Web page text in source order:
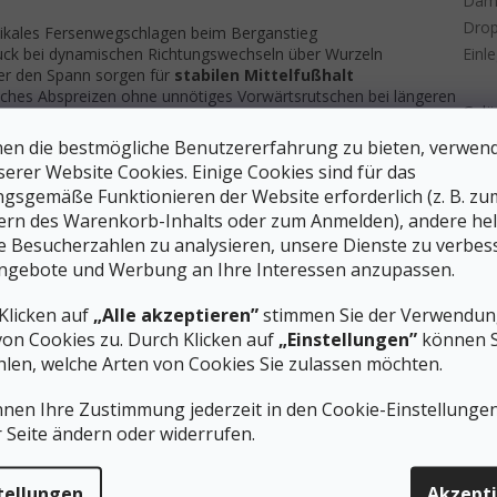
die bestmögliche Benutzererfahrung zu bieten,
Website Cookies. Einige Cookies sind für das
Funktionieren der Website erforderlich (z. B.
des Warenkorb-Inhalts oder zum Anmelden), andere
Besucherzahlen zu analysieren, unsere Dienste zu
und Werbung an Ihre Interessen anzupassen.
auf „Alle akzeptieren”stimmen Sie der
Cookies zu. Durch Klicken auf „Einstellungen” können
welche Arten von Cookies Sie zulassen möchten.
Ihre Zustimmung jederzeit in den Cookie-
Seite ändern oder widerrufen.
Fersenwegschlagen beim Berganstieg
bei dynamischen Richtungswechseln über Wurzeln
den Spann sorgen für stabilen Mittelfußhalt
Abspreizen ohne unnötiges Vorwärtsrutschen bei längeren
mit dünnerer Socke bietet der Schuh etwas mehr
im technischen Gelände und gibt den Zehen
zu schätzen weißt.
technisches Gelände meistert
Mischung ist bekannt für hervorragenden Grip sowohl auf
Trails, wo das Gummi weicher wird und sich dem
sodass Wasser nach dem Durchqueren eines Bachs schnell
Das Obermaterial kombiniert leichtes, stabiles Mesh mit
Gummikappe, die die Zehen beim Kontakt mit Steinen
Plate) eingebaut, die punktuellen Druck durch scharfe Steine
Trailuntergründe